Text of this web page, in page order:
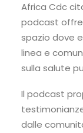
Africa Cdc
podcast offre
spazio dove
linea e
sulla salute
Il podcast
dalle